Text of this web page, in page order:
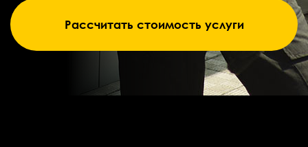
Рассчитать стоимость услуги